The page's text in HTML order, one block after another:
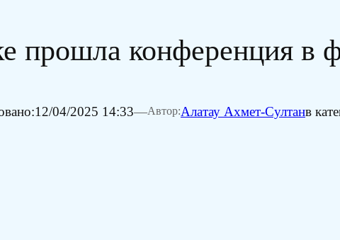
прошла конференция в
12/04/2025 14:33—Автор:Алатау Ахмет-Султанв